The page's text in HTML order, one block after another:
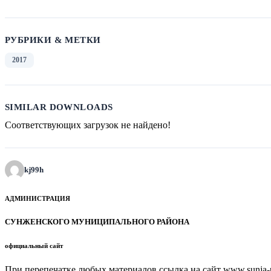
РУБРИКИ & МЕТКИ
2017
SIMILAR DOWNLOADS
Соответствующих загрузок не найдено!
kj99h
АДМИНИСТРАЦИЯ
СУНЖЕНСКОГО МУНИЦИПАЛЬНОГО РАЙОНА
официальный сайт